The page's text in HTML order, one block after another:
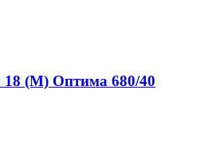
18 (М) Оптима 680/40